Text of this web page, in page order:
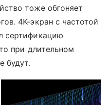
тоже обгоняет
4K-экран с частотой
сертификацию
при длительном
будут.